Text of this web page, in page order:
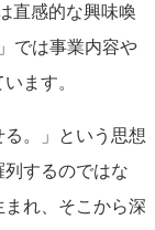
直感的な興味喚
では事業内容や
ます。
。」という思想
するのではな
れ、そこから深